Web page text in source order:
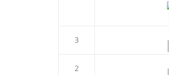
3
2